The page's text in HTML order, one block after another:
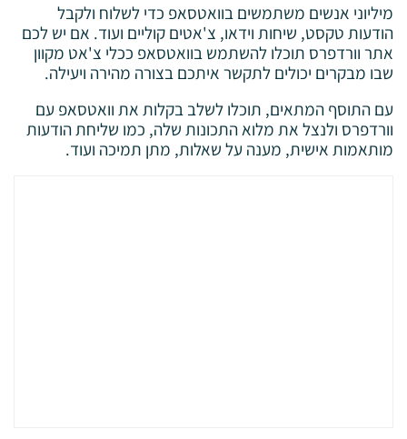
מיליוני אנשים משתמשים בוואטסאפ כדי לשלוח ולקבל
הודעות טקסט, שיחות וידאו, צ'אטים קוליים ועוד. אם יש לכם
אתר וורדפרס תוכלו להשתמש בוואטסאפ ככלי צ'אט מקוון
שבו מבקרים יכולים לתקשר איתכם בצורה מהירה ויעילה.
עם התוסף המתאים, תוכלו לשלב בקלות את וואטסאפ עם
וורדפרס ולנצל את מלוא התכונות שלה, כמו שליחת הודעות
מותאמות אישית, מענה על שאלות, מתן תמיכה ועוד.